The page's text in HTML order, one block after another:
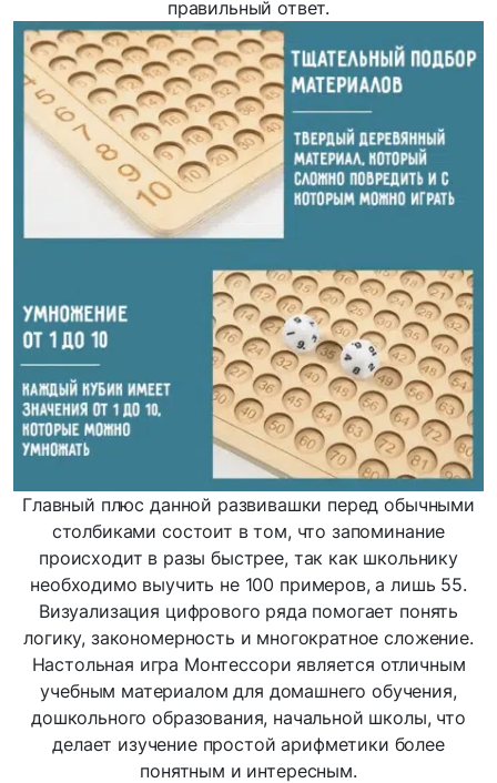
правильный ответ.
Главный плюс данной развивашки перед обычными
столбиками состоит в том, что запоминание
происходит в разы быстрее, так как школьнику
необходимо выучить не 100 примеров, а лишь 55.
Визуализация цифрового ряда помогает понять
логику, закономерность и многократное сложение.
Настольная игра Монтессори является отличным
учебным материалом для домашнего обучения,
дошкольного образования, начальной школы, что
делает изучение простой арифметики более
понятным и интересным.